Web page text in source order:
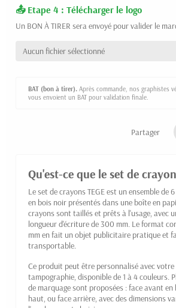
Etape 4 : Télécharger le logo
Un BON À TIRER sera envoyé pour valider le
Aucun fichier sélectionné
BAT (bon à tirer). Après commande, nos graphistes
vous envoient un BAT pour validation finale.
Partager
Qu'est-ce que le set de
Le set de crayons TEGE est un ensemble de
en bois noir présentés dans une boîte en
crayons sont taillés et prêts à l'usage, avec
longueur d'écriture de 300 mm. Le format
mm en fait un objet publicitaire pratique et
transportable.
Ce produit peut être personnalisé avec votre
tampographie, disponible de 1 à 4 couleurs.
de marquage sont proposées : face avant
haut, ou face arrière, avec des dimensions